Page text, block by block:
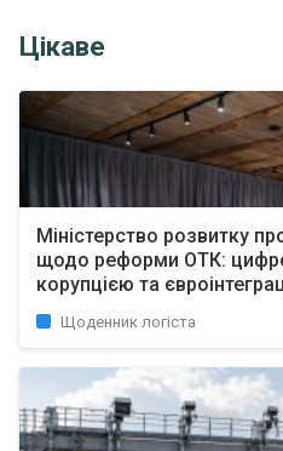
Цікаве
Міністерство розвитку
щодо реформи ОТК:
корупцією та
Щоденник логіста